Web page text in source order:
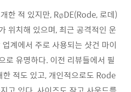
한 적 있지만, RøDE(Rode, 로데)
위치해 있으며, 최근 공격적인 운
계에서 주로 사용되는 샷건 마이
로 유명하다. 이전 리뷰들에서 필
적도 있고, 개인적으로도 Rode